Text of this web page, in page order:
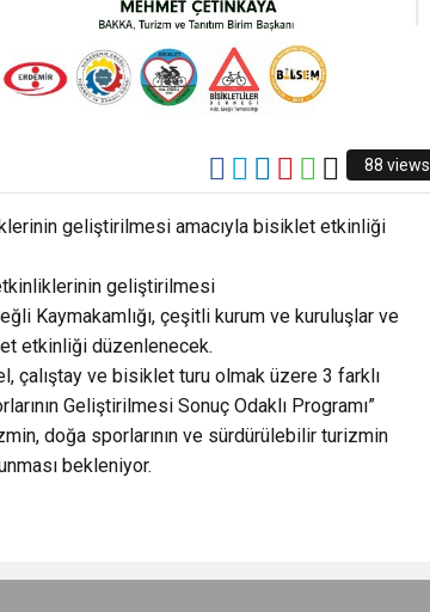
88 views
geliştirilmesi amacıyla bisiklet etkinliği
geliştirilmesi
Kaymakamlığı, çeşitli kurum ve kuruluşlar ve
etkinliği düzenlenecek.
çalıştay ve bisiklet turu olmak üzere 3 farklı
Geliştirilmesi Sonuç Odaklı Programı”
doğa sporlarının ve sürdürülebilir turizmin
bekleniyor.